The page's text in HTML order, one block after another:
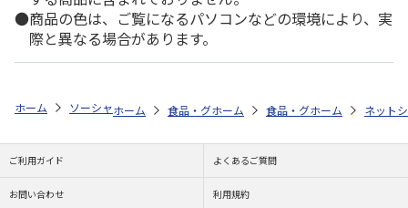
商品の色は、ご覧になるパソコンなどの環境により、実
際と異なる場合があります。
ホーム ソーシャルギフト ソーシャルギフト(価格別) 予算で探す
ホーム 食品・グルメストア 郵便局のカタログ
ホーム 食品・グルメストア 都
ホーム ネット
ご利用ガイド よくあるご質問
お問い合わせ 利用規約